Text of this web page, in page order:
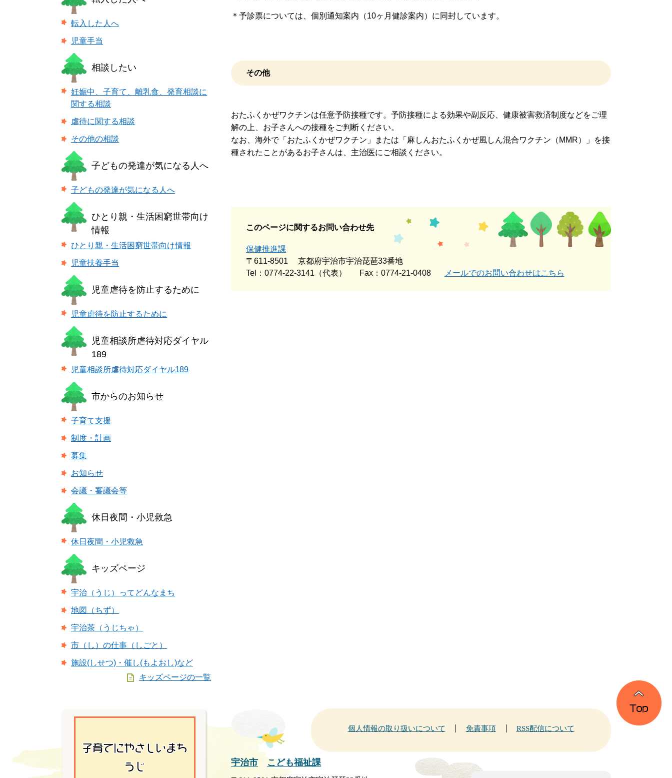
＊予診票については、個別通知案内（10ヶ月健診案内）に同封しています。
その他
​おたふくかぜワクチンは任意予防接種です。予防接種による効果や副反応、健康被害救済制度などをご理
解の上、お子さんへの接種をご判断ください。
なお、海外で「おたふくかぜワクチン」または「麻しんおたふくかぜ風しん混合ワクチン（MMR）」を接
種されたことがあるお子さんは、主治医にご相談ください。
このページに関するお問い合わせ先
保健推進課
〒611-8501
京都府宇治市宇治琵琶33番地
Tel：0774-22-3141（代表）
Fax：0774-21-0408 メールでのお問い合わせはこちら
転入した人へ
児童手当
相談したい
妊娠中、子育て、離乳食、発育相談に
関する相談
虐待に関する相談
その他の相談
子どもの発達が気になる人へ
子どもの発達が気になる人へ
ひとり親・生活困窮世帯向け
情報
ひとり親・生活困窮世帯向け情報
児童扶養手当
児童虐待を防止するために
児童虐待を防止するために
児童相談所虐待対応ダイヤル
189
児童相談所虐待対応ダイヤル189
市からのお知らせ
子育て支援
制度・計画
募集
お知らせ
会議・審議会等
休日夜間・小児救急
休日夜間・小児救急
キッズページ
宇治（うじ）ってどんなまち
地図（ちず）
宇治茶（うじちゃ）
市（し）の仕事（しごと）
施設(しせつ)・催し(もよおし)など
キッズページの一覧
個人情報の取り扱いについて 免責事項 RSS配信について
宇治市 こども福祉課